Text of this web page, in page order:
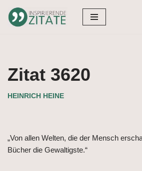
Zum
Zitat 3620
HEINRICH HEINE
„Von allen Welten, die der Mensch
Bücher die Gewaltigste.“